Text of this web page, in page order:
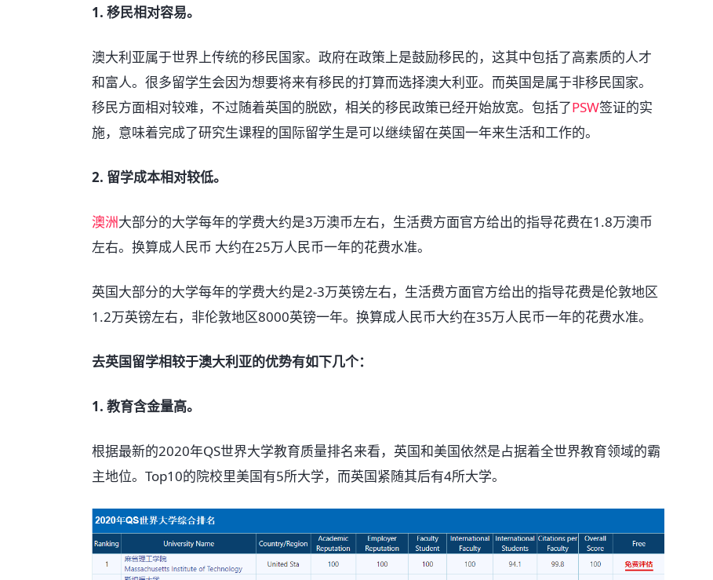
1. 移民相对容易。
澳大利亚属于世界上传统的移民国家。政府在政策上是鼓励移民的，这其中包括了高素质的人才
和富人。很多留学生会因为想要将来有移民的打算而选择澳大利亚。而英国是属于非移民国家。
移民方面相对较难，不过随着英国的脱欧，相关的移民政策已经开始放宽。包括了PSW签证的实
施，意味着完成了研究生课程的国际留学生是可以继续留在英国一年来生活和工作的。
2. 留学成本相对较低。
澳洲大部分的大学每年的学费大约是3万澳币左右，生活费方面官方给出的指导花费在1.8万澳币
左右。换算成人民币 大约在25万人民币一年的花费水准。
英国大部分的大学每年的学费大约是2-3万英镑左右，生活费方面官方给出的指导花费是伦敦地区
1.2万英镑左右，非伦敦地区8000英镑一年。换算成人民币大约在35万人民币一年的花费水准。
去英国留学相较于澳大利亚的优势有如下几个：
1. 教育含金量高。
根据最新的2020年QS世界大学教育质量排名来看，英国和美国依然是占据着全世界教育领域的霸
主地位。Top10的院校里美国有5所大学，而英国紧随其后有4所大学。